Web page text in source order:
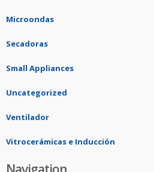
Microondas
Secadoras
Small Appliances
Uncategorized
Ventilador
Vitrocerámicas e Inducción